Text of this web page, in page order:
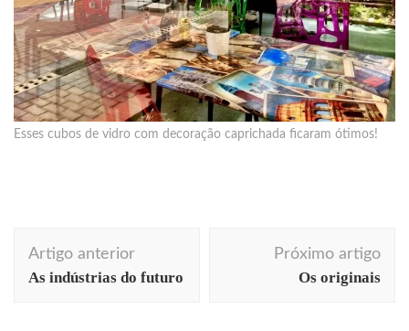
Esses cubos de vidro com decoração caprichada ficaram ótimos!
de
Artigo anterior
As indústrias do futuro
Próximo artigo
Os originais